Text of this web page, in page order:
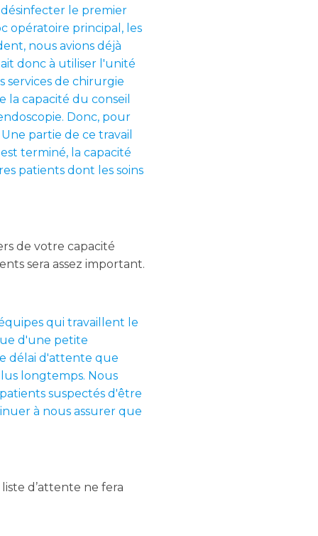
le premier
opératoire principal, les
nous avions déjà
donc à utiliser l'unité
de chirurgie
la capacité du conseil
Donc, pour
partie de ce travail
terminé, la capacité
patients dont les soins
de votre capacité
sera assez important.
qui travaillent le
d'une petite
délai d'attente que
longtemps. Nous
suspectés d'être
à nous assurer que
d’attente ne fera